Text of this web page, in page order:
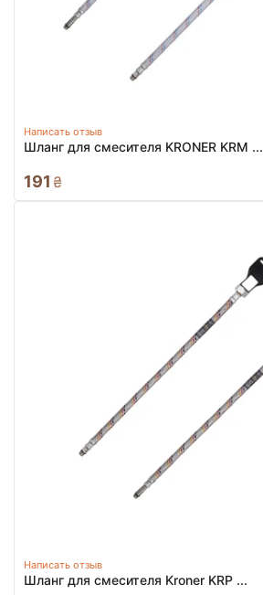
Написать отзыв
Шланг для смесителя KRONER KRM ...
191 ₴
Написать отзыв
Шланг для смесителя Kroner KRP ...